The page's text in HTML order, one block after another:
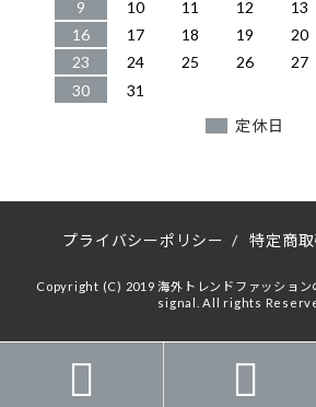
9
10 11 12 13
16
17 18 19 20
23
24 25 26 27
30
31
定休日
プライバシーポリシー / 特定商
Copyright (C) 2019 海外トレンドファッション
signal. All rights
 